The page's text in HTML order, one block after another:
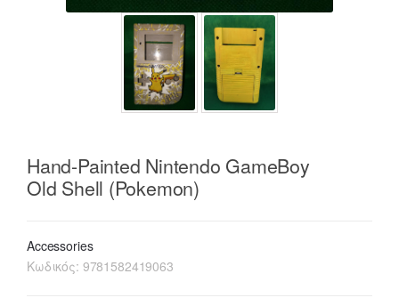
Hand-Painted Nintendo GameBoy
Old Shell (Pokemon)
Accessories
Κωδικός: 9781582419063